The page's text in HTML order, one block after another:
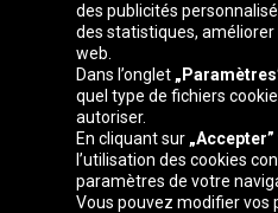
Česká
republika
Deutschland
France Italia
des publicités
des statistiques,
web.
Dans l’onglet
quel type de fichiers
autoriser.
En cliquant sur „Accepter”
l’utilisation des cookies
paramètres de votre
Vous pouvez modifier vos